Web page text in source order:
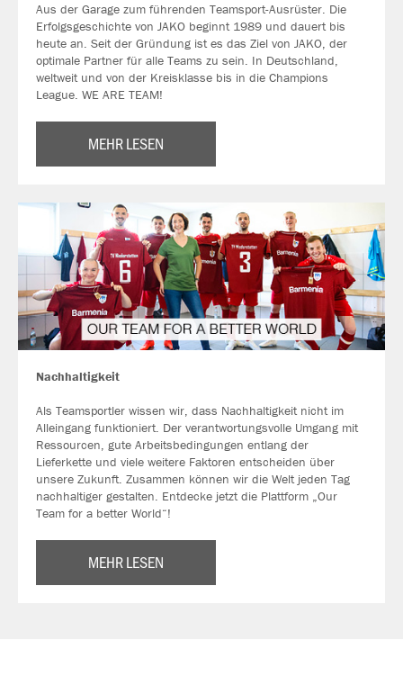
Aus der Garage zum führenden Teamsport-Ausrüster. Die
Erfolgsgeschichte von JAKO beginnt 1989 und dauert bis
heute an. Seit der Gründung ist es das Ziel von JAKO, der
optimale Partner für alle Teams zu sein. In Deutschland,
weltweit und von der Kreisklasse bis in die Champions
League. WE ARE TEAM!
MEHR LESEN
Nachhaltigkeit
Als Teamsportler wissen wir, dass Nachhaltigkeit nicht im
Alleingang funktioniert. Der verantwortungsvolle Umgang mit
Ressourcen, gute Arbeitsbedingungen entlang der
Lieferkette und viele weitere Faktoren entscheiden über
unsere Zukunft. Zusammen können wir die Welt jeden Tag
nachhaltiger gestalten. Entdecke jetzt die Plattform „Our
Team for a better World“!
MEHR LESEN